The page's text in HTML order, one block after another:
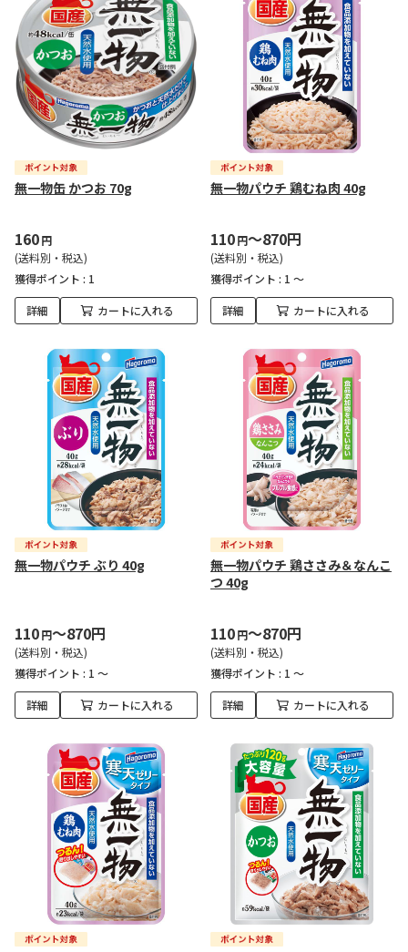
無一物缶 かつお 70g
160円
(送料別・税込)
獲得ポイント : 1
詳細 カートに入れる
無一物パウチ 鶏むね肉 40g
110円～870円
(送料別・税込)
獲得ポイント : 1 ～
詳細 カートに入れる
無一物パウチ ぶり 40g
110円～870円
(送料別・税込)
獲得ポイント : 1 ～
詳細 カートに入れる
無一物パウチ 鶏ささみ＆なんこ
つ 40g
110円～870円
(送料別・税込)
獲得ポイント : 1 ～
詳細 カートに入れる